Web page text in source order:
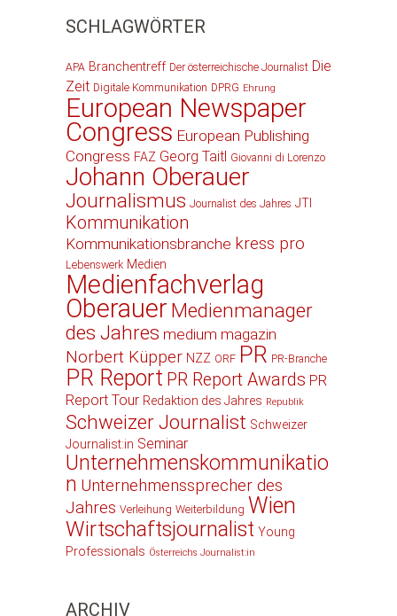
SCHLAGWÖRTER
APA Branchentreff Der österreichische Journalist Die
Zeit Digitale Kommunikation DPRG Ehrung
European Newspaper
Congress European Publishing
Congress FAZ Georg Taitl Giovanni di Lorenzo
Johann Oberauer
Journalismus Journalist des Jahres JTI
Kommunikation
Kommunikationsbranche kress pro
Lebenswerk Medien
Medienfachverlag
Oberauer Medienmanager
des Jahres medium magazin
Norbert Küpper NZZ ORF PR PR-Branche
PR Report PR Report Awards PR
Report Tour Redaktion des Jahres Republik
Schweizer Journalist Schweizer
Journalist:in Seminar
Unternehmenskommunikatio
n Unternehmenssprecher des
Jahres Verleihung Weiterbildung Wien
Wirtschaftsjournalist Young
Professionals Österreichs Journalist:in
ARCHIV